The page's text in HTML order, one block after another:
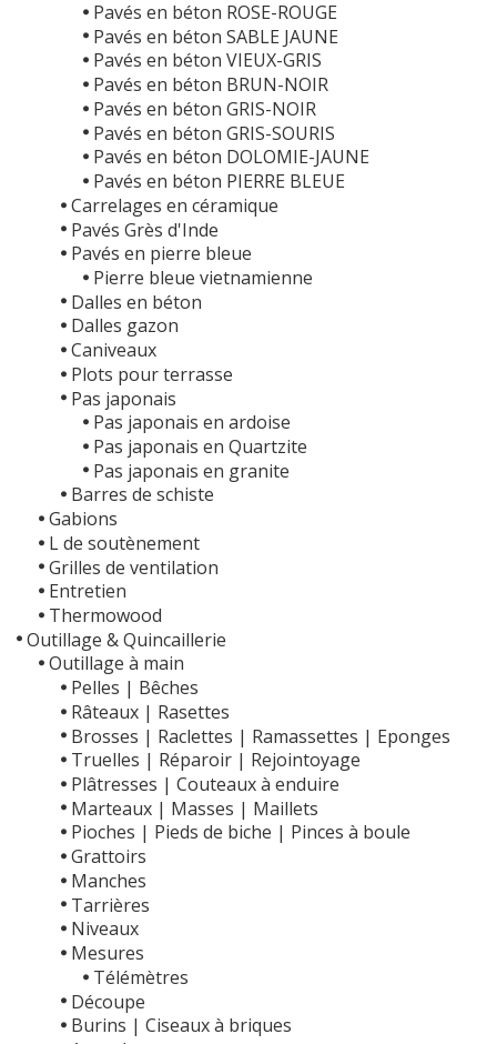
Pavés en béton ROSE-ROUGE
Pavés en béton SABLE JAUNE
Pavés en béton VIEUX-GRIS
Pavés en béton BRUN-NOIR
Pavés en béton GRIS-NOIR
Pavés en béton GRIS-SOURIS
Pavés en béton DOLOMIE-JAUNE
Pavés en béton PIERRE BLEUE
Carrelages en céramique
Pavés Grès d'Inde
Pavés en pierre bleue
Pierre bleue vietnamienne
Dalles en béton
Dalles gazon
Caniveaux
Plots pour terrasse
Pas japonais
Pas japonais en ardoise
Pas japonais en Quartzite
Pas japonais en granite
Barres de schiste
Gabions
L de soutènement
Grilles de ventilation
Entretien
Thermowood
Outillage & Quincaillerie
Outillage à main
Pelles | Bêches
Râteaux | Rasettes
Brosses | Raclettes | Ramassettes | Eponges
Truelles | Réparoir | Rejointoyage
Plâtresses | Couteaux à enduire
Marteaux | Masses | Maillets
Pioches | Pieds de biche | Pinces à boule
Grattoirs
Manches
Tarrières
Niveaux
Mesures
Télémètres
Découpe
Burins | Ciseaux à briques